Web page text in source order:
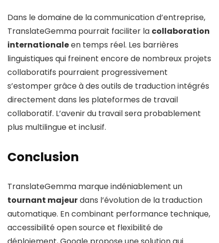
Dans le domaine de la communication d’entreprise,
TranslateGemma pourrait faciliter la collaboration
internationaleen temps réel. Les barrières
linguistiques qui freinent encore de nombreux projets
collaboratifs pourraient progressivement
s’estomper grâce à des outils de traduction intégrés
directement dans les plateformes de travail
collaboratif. L’avenir du travail sera probablement
plus multilingue et inclusif.
Conclusion
TranslateGemma marque indéniablement un
tournant majeurdans l’évolution de la traduction
automatique. En combinant performance technique,
accessibilité open source et flexibilité de